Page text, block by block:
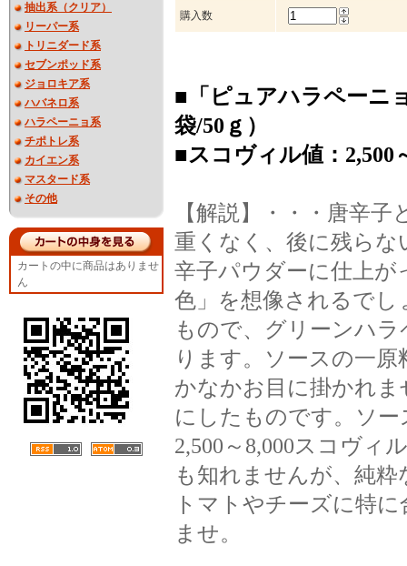
抽出系（クリア）
リーパー系
トリニダード系
セブンポッド系
ジョロキア系
ハバネロ系
ハラペーニョ系
チポトレ系
カイエン系
マスタード系
その他
カートの中に商品はありませ
ん
購入数
■「ピュアハラペーニ
袋/50ｇ）
■スコヴィル値：2,500
【解説】・・・唐辛
重くなく、後に残らな
辛子パウダーに仕上
色」を想像されるで
もので、グリーンハ
ります。ソースの一
かなかお目に掛かれ
にしたものです。ソ
2,500～8,000スコヴィ
も知れませんが、純
トマトやチーズに特
ませ。